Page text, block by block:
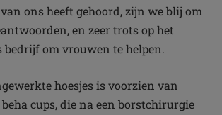
ons heeft gehoord, zijn we blij om
en zeer trots op het
bedrijf om vrouwen te helpen.
hoesjes is voorzien van
cups, die na een borstchirurgie